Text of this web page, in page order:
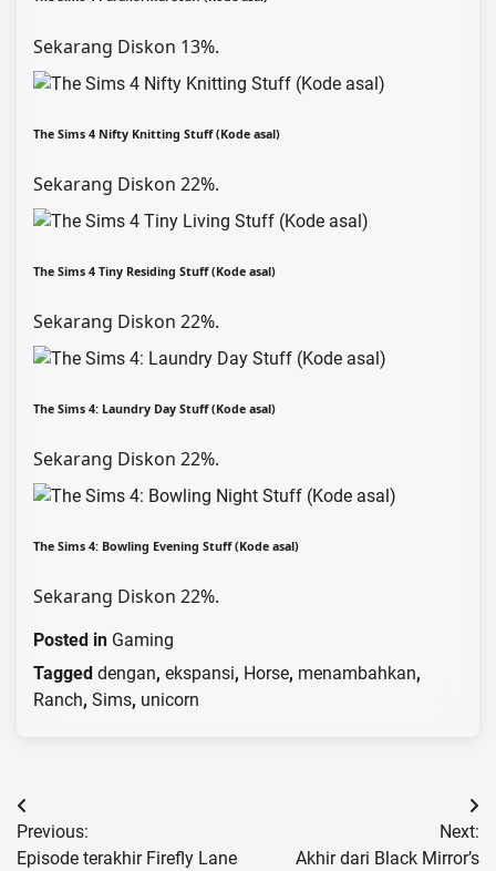
Sekarang Diskon 13%.
The Sims 4 Nifty Knitting Stuff (Kode asal)
Sekarang Diskon 22%.
The Sims 4 Tiny Residing Stuff (Kode asal)
Sekarang Diskon 22%.
The Sims 4: Laundry Day Stuff (Kode asal)
Sekarang Diskon 22%.
The Sims 4: Bowling Evening Stuff (Kode asal)
Sekarang Diskon 22%.
Posted in Gaming
Tagged dengan, ekspansi, Horse, menambahkan,
Ranch, Sims, unicorn
Post
navigation
Previous:
Episode terakhir Firefly Lane
Next:
Akhir dari Black Mirror’s